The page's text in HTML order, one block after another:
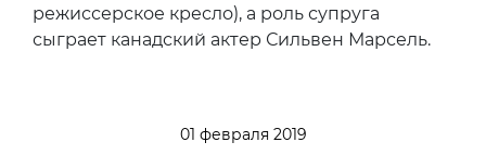
режиссерское кресло), а роль супруга
сыграет канадский актер Сильвен Марсель.
01 февраля 2019